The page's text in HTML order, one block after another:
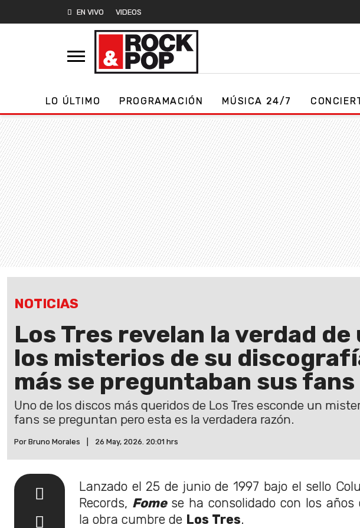
EN VIVO VIDEOS
LO ÚLTIMO PROGRAMACIÓN MÚSICA 24/7
NOTICIAS
Los Tres revelan la verdad de
los misterios de su
más se preguntaban sus fans
Uno de los discos más queridos de Los Tres esconde un
fans se preguntan pero esta es la verdadera razón.
Por Bruno Morales 26 May, 2026. 20:01 hrs
Lanzado el 25 de junio de 1997 bajo el sello
Records, Fome se ha consolidado con los años
la obra cumbre de Los Tres.